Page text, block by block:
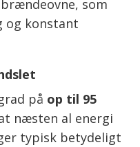
som
og konstant
på op til 95
næsten al energi
typisk betydeligt